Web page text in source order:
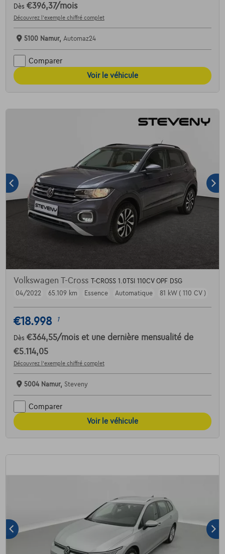
Dès €396,37/mois
Découvrez l’exemple chiffré complet
5100 Namur, Automaz24
Comparer
Voir le véhicule
Volkswagen T-Cross
T-CROSS 1.0TSI 110CV OPF DSG
04/2022
65.109 km Essence Automatique 81 kW ( 110 CV )
€18.998 1
Dès €364,55/mois et une dernière mensualité de
€5.114,05
Découvrez l’exemple chiffré complet
5004 Namur, Steveny
Comparer
Voir le véhicule